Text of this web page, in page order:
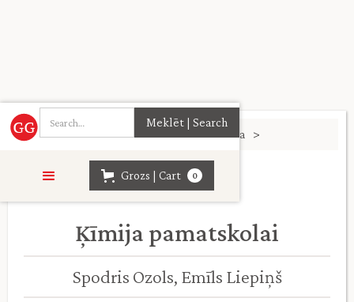
Grozs | Cart 0
Sākumlapa > Eksaktās zinātnes. Tehnika >
Ķīmija pamatskolai
Spodris Ozols, Emīls Liepiņš